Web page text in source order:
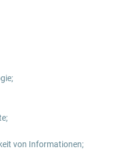
von Informationen;